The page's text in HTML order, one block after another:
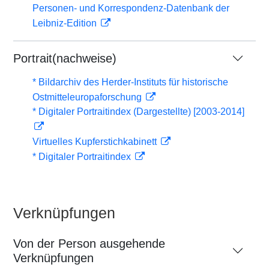
Personen- und Korrespondenz-Datenbank der
Leibniz-Edition
Portrait(nachweise)
* Bildarchiv des Herder-Instituts für historische
Ostmitteleuropaforschung
* Digitaler Portraitindex (Dargestellte) [2003-2014]
Virtuelles Kupferstichkabinett
* Digitaler Portraitindex
Verknüpfungen
Von der Person ausgehende
Verknüpfungen